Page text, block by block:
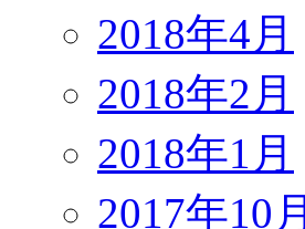
2018年4月
2018年2月
2018年1月
2017年10月